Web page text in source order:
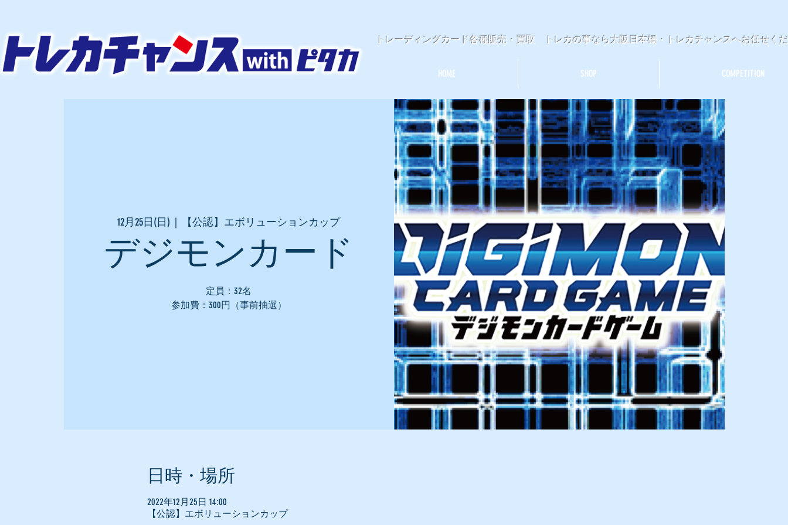
トレーディングカード各種販売・買取 トレカの事なら大阪日本橋・トレカチャンスへお任せく
HOME SHOP COMPETITION
12月25日(日)
  |
【公認】エボリューションカップ
デジモンカード
定員：32名
参加費：300円（事前抽選）
日時・場所
2022年12月25日 14:00
【公認】エボリューションカップ